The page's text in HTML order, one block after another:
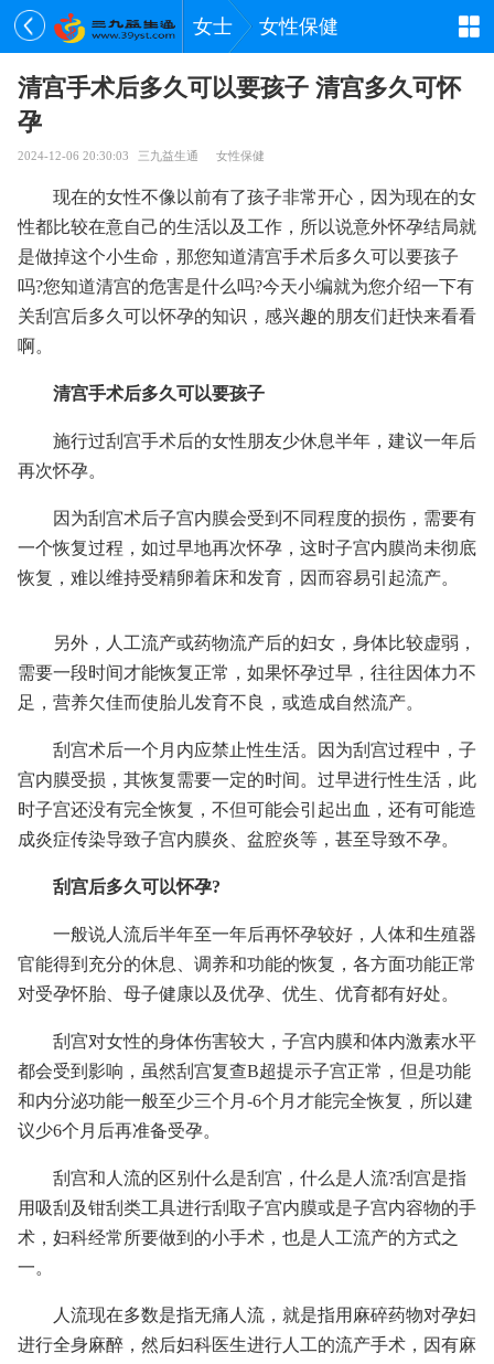
女士 女性保健
清宫手术后多久可以要孩子 清宫多久可怀
孕
2024-12-06 20:30:03 三九益生通 女性保健
现在的女性不像以前有了孩子非常开心，因为现在的女
性都比较在意自己的生活以及工作，所以说意外怀孕结局就
是做掉这个小生命，那您知道清宫手术后多久可以要孩子
吗?您知道清宫的危害是什么吗?今天小编就为您介绍一下有
关刮宫后多久可以怀孕的知识，感兴趣的朋友们赶快来看看
啊。
清宫手术后多久可以要孩子
施行过刮宫手术后的女性朋友少休息半年，建议一年后
再次怀孕。
因为刮宫术后子宫内膜会受到不同程度的损伤，需要有
一个恢复过程，如过早地再次怀孕，这时子宫内膜尚未彻底
恢复，难以维持受精卵着床和发育，因而容易引起流产。
另外，人工流产或药物流产后的妇女，身体比较虚弱，
需要一段时间才能恢复正常，如果怀孕过早，往往因体力不
足，营养欠佳而使胎儿发育不良，或造成自然流产。
刮宫术后一个月内应禁止性生活。因为刮宫过程中，子
宫内膜受损，其恢复需要一定的时间。过早进行性生活，此
时子宫还没有完全恢复，不但可能会引起出血，还有可能造
成炎症传染导致子宫内膜炎、盆腔炎等，甚至导致不孕。
刮宫后多久可以怀孕?
一般说人流后半年至一年后再怀孕较好，人体和生殖器
官能得到充分的休息、调养和功能的恢复，各方面功能正常
对受孕怀胎、母子健康以及优孕、优生、优育都有好处。
刮宫对女性的身体伤害较大，子宫内膜和体内激素水平
都会受到影响，虽然刮宫复查B超提示子宫正常，但是功能
和内分泌功能一般至少三个月-6个月才能完全恢复，所以建
议少6个月后再准备受孕。
刮宫和人流的区别什么是刮宫，什么是人流?刮宫是指
用吸刮及钳刮类工具进行刮取子宫内膜或是子宫内容物的手
术，妇科经常所要做到的小手术，也是人工流产的方式之
一。
人流现在多数是指无痛人流，就是指用麻碎药物对孕妇
进行全身麻醉，然后妇科医生进行人工的流产手术，因有麻